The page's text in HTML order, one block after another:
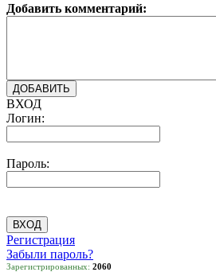
Добавить комментарий:
ВХОД
Логин:
Пароль:
Регистрация
Забыли пароль?
Зарегистрированных: 2060